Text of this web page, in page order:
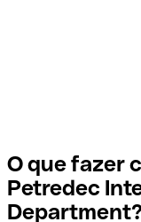
O que fazer
Petredec